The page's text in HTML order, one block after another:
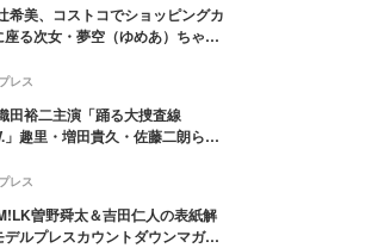
希美、コストコでショッピングカ
座る次女・夢空（ゆめあ）ちゃん
長を感じる」の声
レス
田裕二主演「踊る大捜査線
」趣里・増田貴久・佐藤二朗ら新
謎のキーワード”も
レス
曽野舜太＆吉田仁人の表紙解
デルプレスカウントダウンマガジ